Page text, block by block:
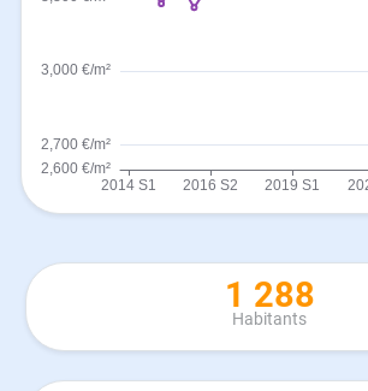
1 288
Habitants